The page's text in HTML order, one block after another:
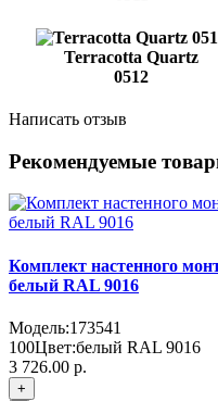
Terracotta Quartz
0512
Написать отзыв
Рекомендуемые
Комплект настенного
белый RAL 9016
Модель:173541
100Цвет:белый RAL 9016
3 726.00 р.
+